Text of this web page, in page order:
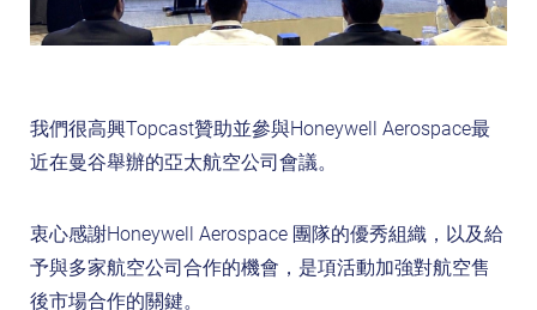
我們很高興Topcast贊助並參與Honeywell Aerospace最
近在曼谷舉辦的亞太航空公司會議。
衷心感謝Honeywell Aerospace 團隊的優秀組織，以及給
予與多家航空公司合作的機會，是項活動加強對航空售
後市場合作的關鍵。